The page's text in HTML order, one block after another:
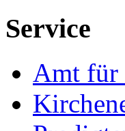
Service
Amt für